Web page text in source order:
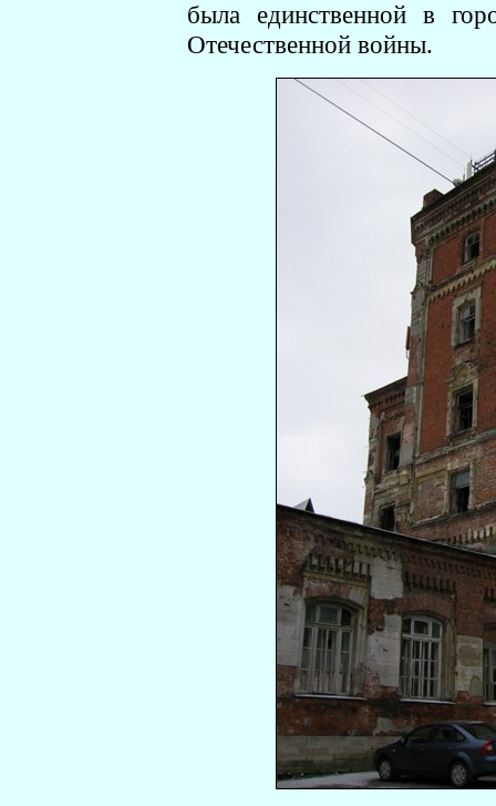
была единственной в
Отечественной войны.